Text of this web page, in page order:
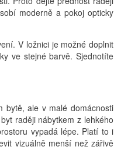
moderně a pokoj opticky
V ložnici je možné doplnit
ve stejné barvě. Sjednotíte
bytě, ale v malé domácnosti
raději nábytkem z lehkého
vypadá lépe. Platí to i
vizuálně menší než zářivě